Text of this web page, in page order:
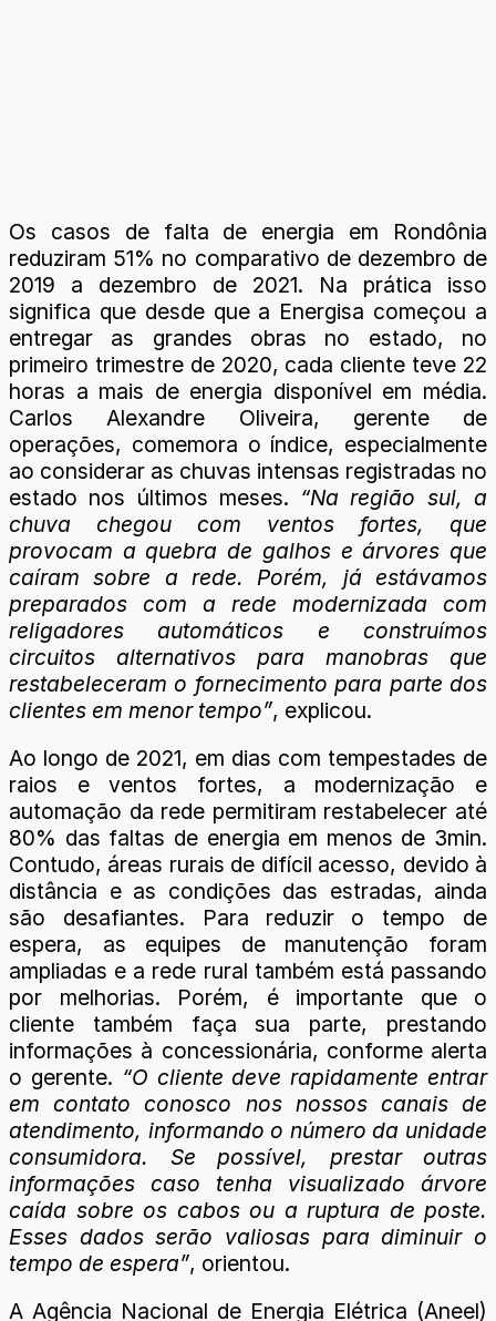
Os casos de falta de energia em Rondônia
reduziram 51% no comparativo de dezembro de
2019 a dezembro de 2021. Na prática isso
significa que desde que a Energisa começou a
entregar as grandes obras no estado, no
primeiro trimestre de 2020, cada cliente teve 22
horas a mais de energia disponível em média.
Carlos Alexandre Oliveira, gerente de
operações, comemora o índice, especialmente
ao considerar as chuvas intensas registradas no
estado nos últimos meses. “Na região sul, a
chuva chegou com ventos fortes, que
provocam a quebra de galhos e árvores que
caíram sobre a rede. Porém, já estávamos
preparados com a rede modernizada com
religadores automáticos e construímos
circuitos alternativos para manobras que
restabeleceram o fornecimento para parte dos
clientes em menor tempo”, explicou.
Ao longo de 2021, em dias com tempestades de
raios e ventos fortes, a modernização e
automação da rede permitiram restabelecer até
80% das faltas de energia em menos de 3min.
Contudo, áreas rurais de difícil acesso, devido à
distância e as condições das estradas, ainda
são desafiantes. Para reduzir o tempo de
espera, as equipes de manutenção foram
ampliadas e a rede rural também está passando
por melhorias. Porém, é importante que o
cliente também faça sua parte, prestando
informações à concessionária, conforme alerta
o gerente. “O cliente deve rapidamente entrar
em contato conosco nos nossos canais de
atendimento, informando o número da unidade
consumidora. Se possível, prestar outras
informações caso tenha visualizado árvore
caída sobre os cabos ou a ruptura de poste.
Esses dados serão valiosas para diminuir o
tempo de espera”, orientou.
A Agência Nacional de Energia Elétrica (Aneel)